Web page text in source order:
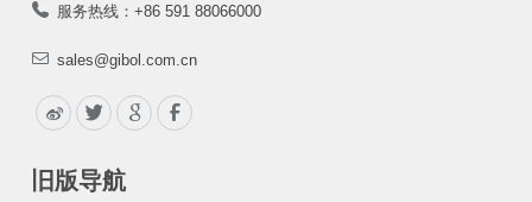
服务热线：+86 591 88066000
sales@gibol.com.cn
旧版导航